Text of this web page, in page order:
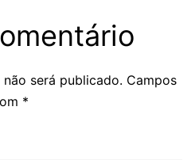
será publicado. Campos
*